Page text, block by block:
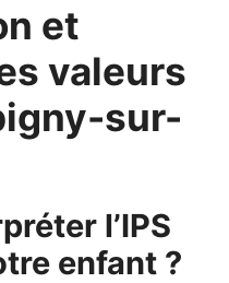
et
valeurs
sur-
l’IPS
enfant ?